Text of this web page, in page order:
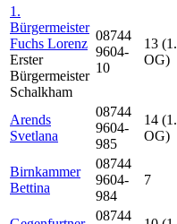
1.
Bürgermeister
Fuchs Lorenz
Erster
Bürgermeister
Schalkham
08744
9604-
10
13 (1.
OG)
Arends
Svetlana
08744
9604-
985
14 (1.
OG)
Birnkammer
Bettina
08744
9604-
984
7
08744